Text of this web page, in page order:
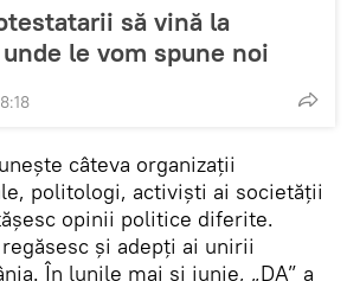
să vină la
le vom spune noi
câteva organizaţii
politologi, activişti ai societăţii
opinii politice diferite.
şi adepţi ai unirii
În lunile mai şi iunie, „DA” a